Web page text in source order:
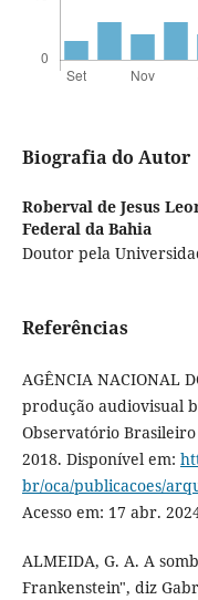
Biografia do Autor
Roberval de Jesus
Federal da Bahia
Doutor pela
Referências
AGÊNCIA NACIONAL
produção audiovisual
Observatório Brasileiro
2018. Disponível em:
br/oca/publicacoes/
Acesso em: 17 abr.
ALMEIDA, G. A. A
Frankenstein", diz